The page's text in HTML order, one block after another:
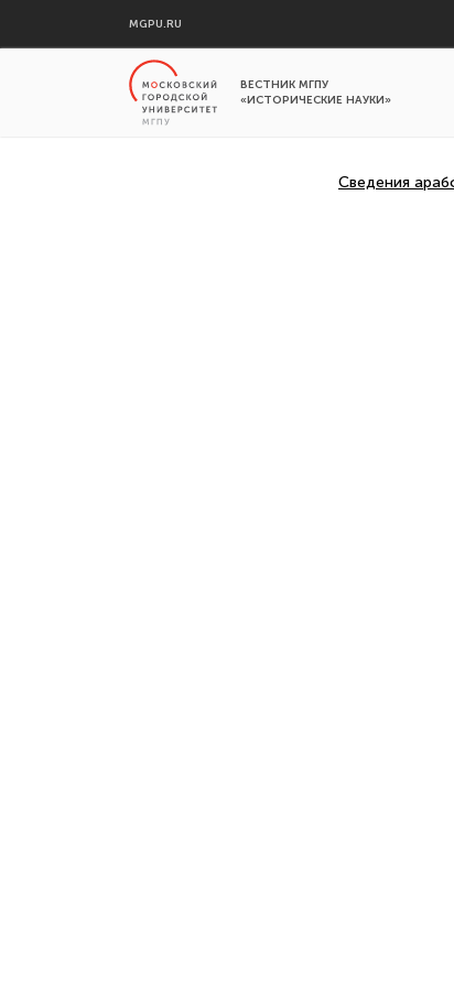
MGPU.RU
ВЕСТНИК МГПУ
«ИСТОРИЧЕСКИЕ НАУКИ»
Сведения